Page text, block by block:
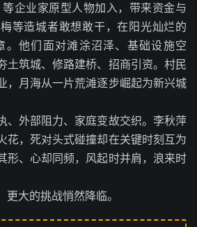
企业家原型人物加入，带来资金与
等造城者敢想敢干，在阳光灿烂的
。他们面对滩涂沼泽、基础设施空
土筑城、修路建桥、招商引资。村民
，月海从一片荒滩逐步崛起为新兴城
、外部阻力、家庭变故交织。李秋萍
花，死对头式碰撞却在关键时刻互为
形、心却同频，风起时并肩，浪来时
大的挑战悄然降临。